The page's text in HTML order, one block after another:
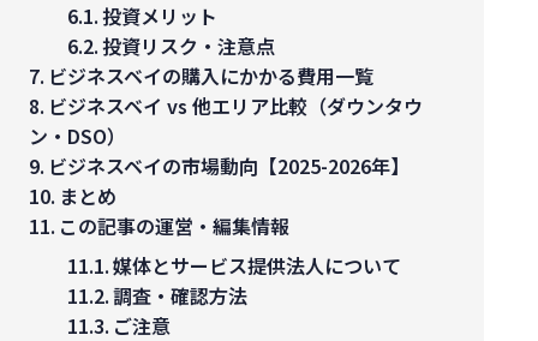
投資メリット
投資リスク・注意点
ビジネスベイの購入にかかる費用一覧
ビジネスベイ vs 他エリア比較（ダウンタウ
ン・DSO）
ビジネスベイの市場動向【2025-2026年】
まとめ
この記事の運営・編集情報
媒体とサービス提供法人について
調査・確認方法
ご注意